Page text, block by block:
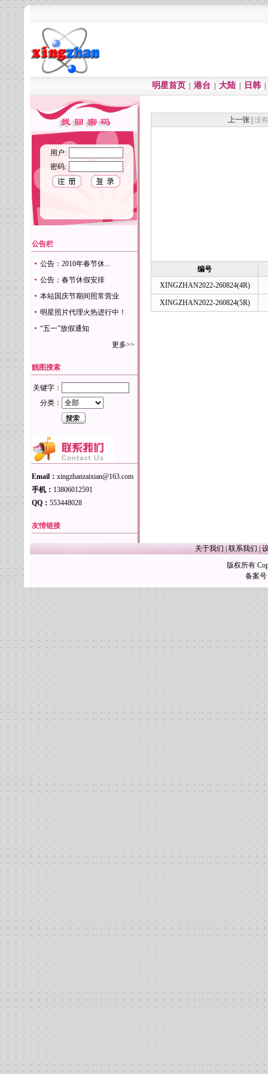
明星首页 港台 大陆 日韩
用户:
密码:
公告栏
公告：2010年春节休...
公告：春节休假安排
本站国庆节期间照常营业
明星照片代理火热进行中！
“五一”放假通知
更多>>
靓图搜索
关键字：
分类：
Email： xingzhanzaixian@163.com
手机： 13806012591
QQ： 553448028
友情链接
上一张 没
编号
XINGZHAN2022-260824(4R)
XINGZHAN2022-260824(5R)
关于我们 联系我们
版权所有
备案号